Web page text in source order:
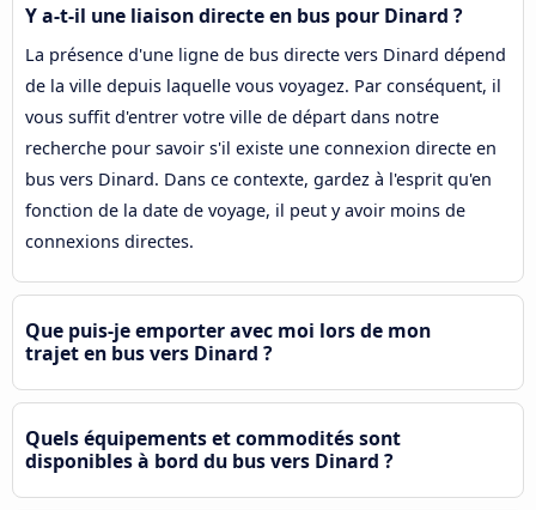
Y a-t-il une liaison directe en bus pour Dinard ?
La présence d'une ligne de bus directe vers Dinard dépend
de la ville depuis laquelle vous voyagez. Par conséquent, il
vous suffit d'entrer votre ville de départ dans notre
recherche pour savoir s'il existe une connexion directe en
bus vers Dinard. Dans ce contexte, gardez à l'esprit qu'en
fonction de la date de voyage, il peut y avoir moins de
connexions directes.
Que puis-je emporter avec moi lors de mon
trajet en bus vers Dinard ?
Quels équipements et commodités sont
disponibles à bord du bus vers Dinard ?